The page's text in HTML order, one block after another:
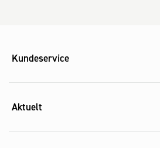
Kundeservice
Aktuelt